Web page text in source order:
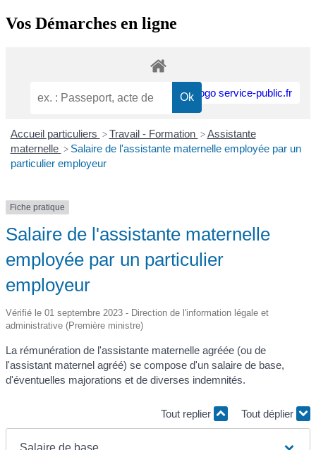
Vos Démarches en ligne
Accueil particuliers > Travail - Formation > Assistante
maternelle > Salaire de l'assistante maternelle employée par un
particulier employeur
Fiche pratique
Salaire de l'assistante maternelle
employée par un particulier
employeur
Vérifié le 01 septembre 2023 - Direction de l'information légale et
administrative (Première ministre)
La rémunération de l'assistante maternelle agréée (ou de
l'assistant maternel agréé) se compose d'un salaire de base,
d'éventuelles majorations et de diverses indemnités.
Tout replier Tout déplier